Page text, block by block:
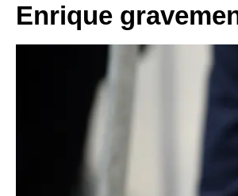
Enrique